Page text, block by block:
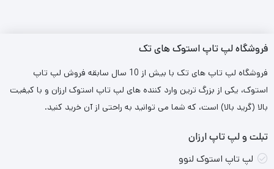
فروشگاه لپ تاپ استوک های تک
فروشگاه لپ تاپ های تک با بیش از 10 سال سابقه فروش لپ تاپ
استوک، یکی از بزرگ ترین وارد کننده های لپ تاپ استوک ارزان و با کیفیت
بالا (گرید بالا) است، که شما می توانید به راحتی از آن خرید کنید.
تبلت و لپ تاپ ارزان
لپ تاپ استوک لنوو